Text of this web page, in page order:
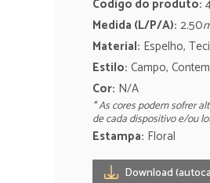
Código do produto:
Medida (L/P/A): 2.50
Material: Espelho,
Estilo: Campo,
Cor: N/A
* As cores podem sofrer
de cada dispositivo e/ou
Estampa: Floral
Download